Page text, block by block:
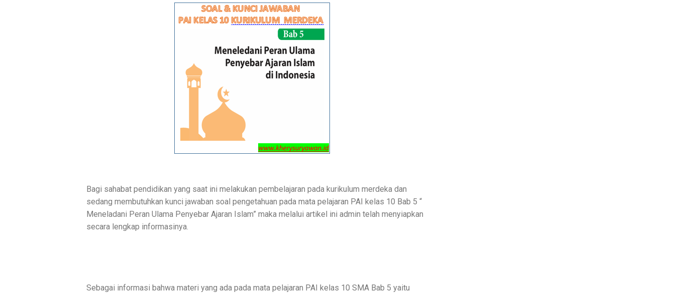
Bagi sahabat pendidikan yang saat ini melakukan pembelajaran pada kurikulum merdeka dan
sedang membutuhkan kunci jawaban soal pengetahuan pada mata pelajaran PAI kelas 10 Bab 5 “
Meneladani Peran Ulama Penyebar Ajaran Islam” maka melalui artikel ini admin telah menyiapkan
secara lengkap informasinya.
Sebagai informasi bahwa materi yang ada pada mata pelajaran PAI kelas 10 SMA Bab 5 yaitu